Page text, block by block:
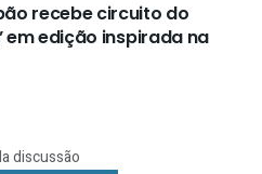
recebe circuito do
em edição inspirada na
discussão